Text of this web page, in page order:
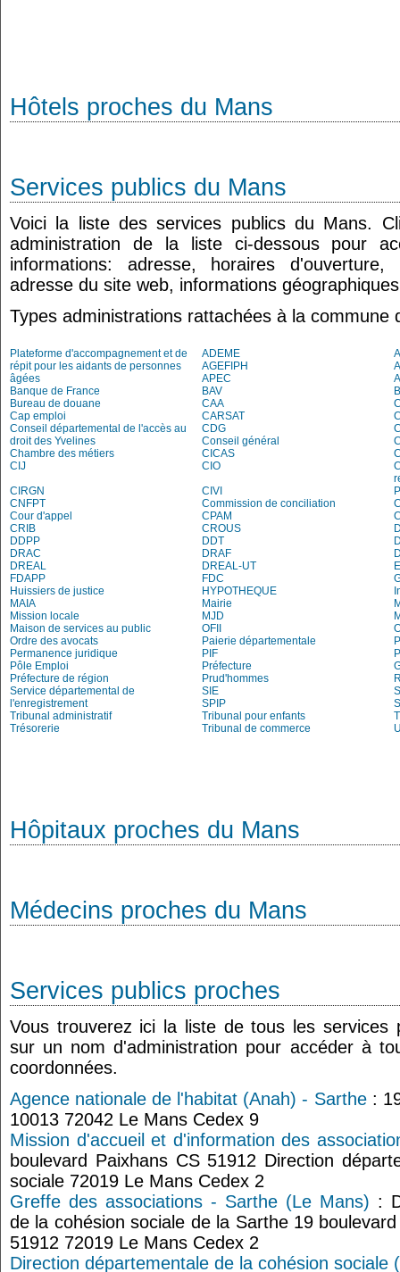
Hôtels proches du Mans
Services publics du Mans
Voici la liste des services publics du Mans.
administration de la liste ci-dessous pour
informations: adresse, horaires
adresse du site web, informations
Types administrations rattachées à la commune
Plateforme d'accompagnement et de
répit pour les aidants de personnes
âgées
ADEME
AGEFIPH
APEC
Banque de France
BAV
Bureau de douane
CAA
Cap emploi
CARSAT
Conseil départemental de l'accès au
droit des Yvelines
CDG
Conseil général
Chambre des métiers
CICAS
CIJ
CIO
CIRGN
CIVI
CNFPT
Commission de conciliation
Cour d'appel
CPAM
CRIB
CROUS
DDPP
DDT
DRAC
DRAF
DREAL
DREAL-UT
FDAPP
FDC
Huissiers de justice
HYPOTHEQUE
MAIA
Mairie
Mission locale
MJD
Maison de services au public
OFII
Ordre des avocats
Paierie départementale
Permanence juridique
PIF
Pôle Emploi
Préfecture
Préfecture de région
Prud'hommes
Service départemental de
l'enregistrement
SIE
SPIP
Tribunal administratif
Tribunal pour enfants
Trésorerie
Tribunal de commerce
Hôpitaux proches du Mans
Médecins proches du Mans
Services publics proches
Vous trouverez ici la liste de tous les services
sur un nom d'administration pour accéder à
coordonnées.
Agence nationale de l'habitat (Anah) - Sarthe:
10013 72042 Le Mans Cedex 9
Mission d'accueil et d'information des
boulevard Paixhans CS 51912 Direction
sociale 72019 Le Mans Cedex 2
Greffe des associations - Sarthe (Le Mans) :
de la cohésion sociale de la Sarthe 19
51912 72019 Le Mans Cedex 2
Direction départementale de la cohésion sociale